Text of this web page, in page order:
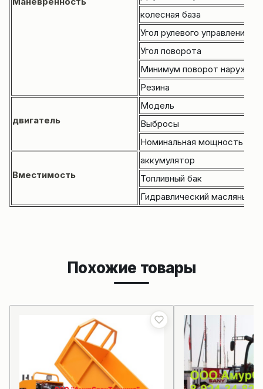
колесная база
Угол рулевого управления
Угол поворота
Минимум поворот
Резина
двигатель
Модель
Выбросы
Номинальная мощность
Вместимость
аккумулятор
Топливный бак
Гидравлический масляный
Похожие товары